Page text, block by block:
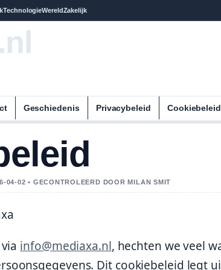
TechnologieWereldZakelijk
Geschiedenis Privacybeleid Cookiebeleid
04-02 • GECONTROLEERD DOOR MILAN SMIT
info@mediaxa.nl, hechten we veel
Dit cookiebeleid legt